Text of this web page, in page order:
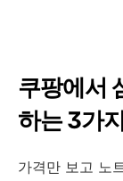
쿠팡에서
하는 3가
가격만 보고 노